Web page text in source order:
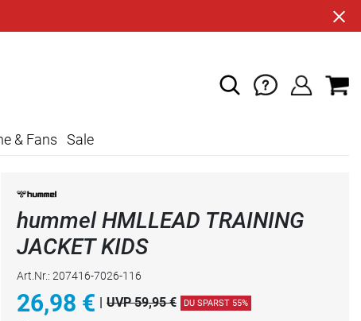
& Fans Sale
hummel HMLLEAD TRAINING
JACKET KIDS
Art.Nr.: 207416-7026-116
26,98 € UVP 59,95 € DU SPARST 55%